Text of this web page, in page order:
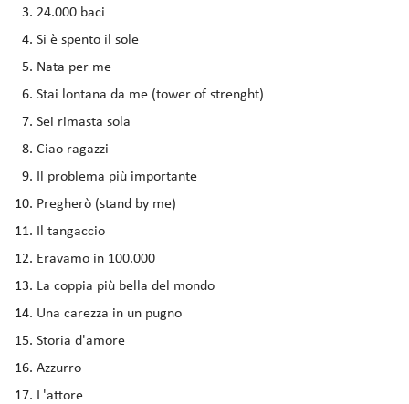
24.000 baci
Si è spento il sole
Nata per me
Stai lontana da me (tower of strenght)
Sei rimasta sola
Ciao ragazzi
Il problema più importante
Pregherò (stand by me)
Il tangaccio
Eravamo in 100.000
La coppia più bella del mondo
Una carezza in un pugno
Storia d'amore
Azzurro
L'attore